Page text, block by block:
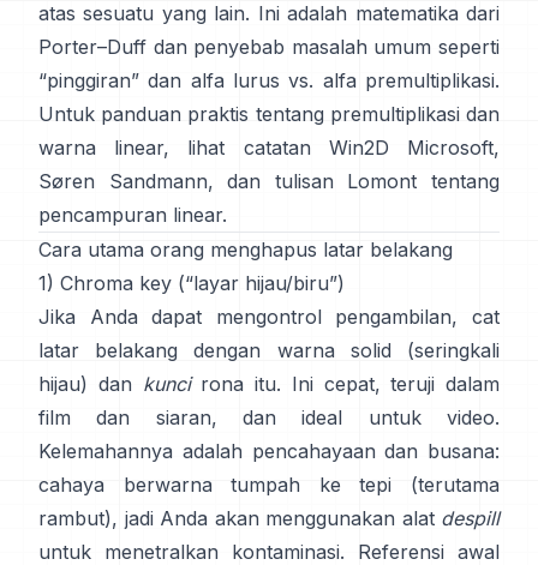
atas sesuatu yang lain. Ini adalah matematika dari
Porter–Duff dan penyebab masalah umum seperti
“pinggiran” dan alfa lurus vs. alfa premultiplikasi.
Untuk panduan praktis tentang premultiplikasi dan
warna linear, lihat
catatan Win2D Microsoft,
Søren Sandmann, dan
tulisan Lomont tentang
pencampuran linear.
Cara utama orang menghapus latar belakang
1) Chroma key (“layar hijau/biru”)
Jika Anda dapat mengontrol pengambilan, cat
latar belakang dengan warna solid (seringkali
hijau) dan kuncirona itu. Ini cepat, teruji dalam
film dan siaran, dan ideal untuk video.
Kelemahannya adalah pencahayaan dan busana:
cahaya berwarna tumpah ke tepi (terutama
rambut), jadi Anda akan menggunakan alat despill
untuk menetralkan kontaminasi. Referensi awal